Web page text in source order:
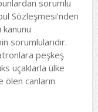
sorumlu
Sözleşmesi’nden
kanunu
sorumlularıdır.
peşkeş
uçaklarla ülke
canların